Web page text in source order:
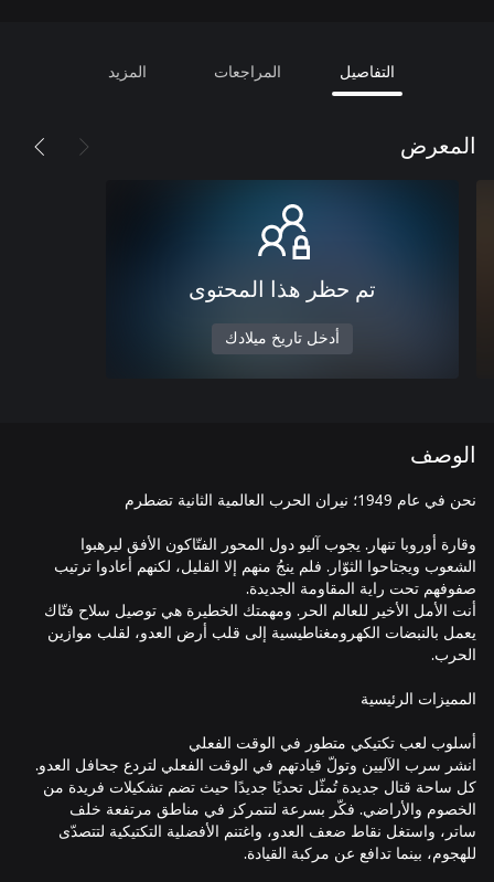
التفاصيل المراجعات المزيد
المعرض
تم حظر هذا المحتوى
أدخل تاريخ ميلادك
الوصف
وقارة أوروبا تنهار. يجوب آليو دول المحور الفتّاكون الأفق ليرهبوا
الشعوب ويجتاحوا الثوّار. فلم ينجُ منهم إلا القليل، لكنهم أعادوا ترتيب
أنت الأمل الأخير للعالم الحر. ومهمتك الخطيرة هي توصيل سلاح فتّاك
يعمل بالنبضات الكهرومغناطيسية إلى قلب أرض العدو، لقلب موازين
انشر سرب الآليين وتولّ قيادتهم في الوقت الفعلي لتردع جحافل العدو.
كل ساحة قتال جديدة تُمثّل تحديًا جديدًا حيث تضم تشكيلات فريدة من
الخصوم والأراضي. فكّر بسرعة لتتمركز في مناطق مرتفعة خلف
ساتر، واستغل نقاط ضعف العدو، واغتنم الأفضلية التكتيكية لتتصدّى